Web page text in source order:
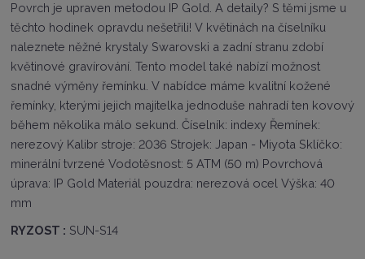
:
8
5
9
1
8
1
7
6
Povrch je upraven metodou IP Gold. A detaily? S těmi jsme u
těchto hodinek opravdu nešetřili! V květinách na číselníku
naleznete něžné krystaly Swarovski a zadní stranu zdobí
květinové gravírování. Tento model také nabízí možnost
snadné výměny řemínku. V nabídce máme kvalitní kožené
řemínky, kterými jejich majitelka jednoduše nahradí ten kovový
během několika málo sekund. Číselník: indexy Řemínek:
nerezový Kalibr stroje: 2036 Strojek: Japan - Miyota Sklíčko:
minerální tvrzené Vodotěsnost: 5 ATM (50 m) Povrchová
úprava: IP Gold Materiál pouzdra: nerezová ocel Výška: 40
mm
RYZOST : SUN-S14